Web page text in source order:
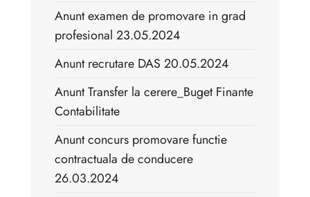
Anunt examen de promovare in grad
profesional 23.05.2024
Anunt recrutare DAS 20.05.2024
Anunt Transfer la cerere_Buget Finante
Contabilitate
Anunt concurs promovare functie
contractuala de conducere
26.03.2024